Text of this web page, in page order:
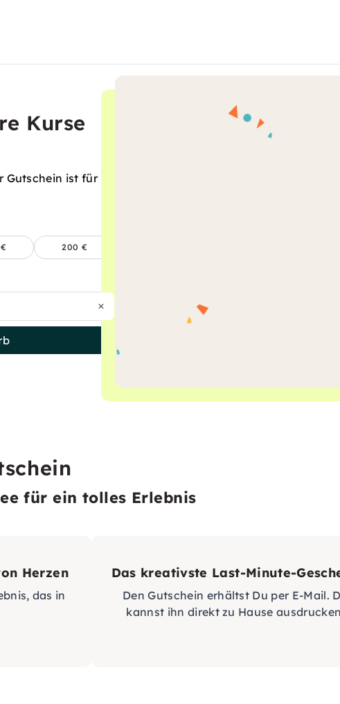
Kurse
Gutschein ist für
200 €
für ein tolles Erlebnis
Herzen
das in
Das kreativste Last-Minute-
Den Gutschein erhältst Du per E-Mail.
kannst ihn direkt zu Hause